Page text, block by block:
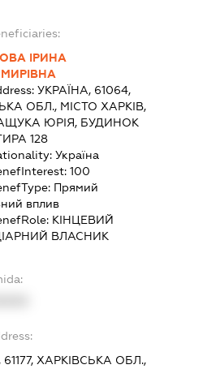
ІРИНА
УКРАЇНА, 61064,
ОБЛ., МІСТО ХАРКІВ,
ЮРІЯ, БУДИНОК
128
Україна
100
Прямий
вплив
КІНЦЕВИЙ
ВЛАСНИК
61177, ХАРКІВСЬКА ОБЛ.,